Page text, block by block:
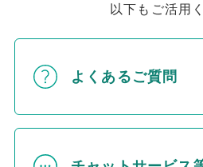
以下もご活用
よくあるご質問